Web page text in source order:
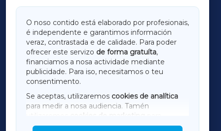
O noso contido está elaborado por profesionais,
é independente e garantimos información
veraz, contrastada e de calidade. Para poder
ofrecer este servizo de forma gratuíta,
financiamos a nosa actividade mediante
publicidade. Para iso, necesitamos o teu
consentimento.
Se aceptas, utilizaremos cookies de analítica
para medir a nosa audiencia. Tamén
utilizaremos
cookies de marketing
mostrar publicidade de terceiros.
LUGOXA
TERRACHAXA
AMARIÑAXA